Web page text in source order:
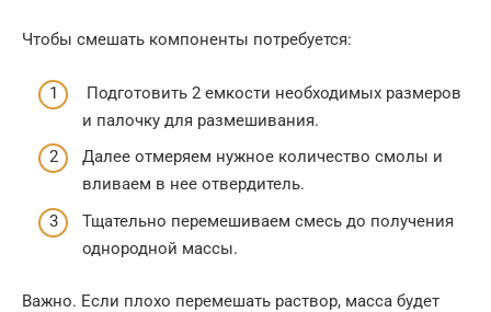
Чтобы смешать компоненты потребуется:
Подготовить 2 емкости необходимых размеров
и палочку для размешивания.
Далее отмеряем нужное количество смолы и
вливаем в нее отвердитель.
Тщательно перемешиваем смесь до получения
однородной массы.
Важно. Если плохо перемешать раствор, масса будет